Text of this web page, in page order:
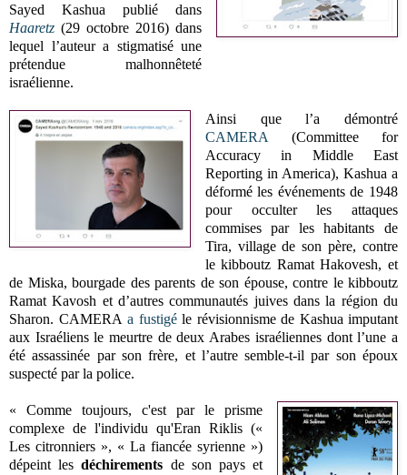
Sayed Kashua publié dans
Haaretz (29 octobre 2016) dans
lequel l’auteur a stigmatisé une
prétendue malhonnêteté
israélienne.
Ainsi que l’a démontré
CAMERA
(Committee for
Accuracy in Middle East
Reporting in America), Kashua a
déformé les événements de 1948
pour occulter les attaques
commises par les habitants de
Tira, village de son père, contre
le kibboutz Ramat Hakovesh, et
de Miska, bourgade des parents de son épouse, contre le kibboutz
Ramat Kavosh et d’autres communautés juives dans la région du
Sharon. CAMERA a fustigéle révisionnisme de Kashua imputant
aux Israéliens le meurtre de deux Arabes israéliennes dont l’une a
été assassinée par son frère, et l’autre semble-t-il par son époux
suspecté par la police.
« Comme toujours, c'est par le prisme
complexe de l'individu qu'Eran Riklis («
Les citronniers », « La fiancée syrienne »)
dépeint lesdéchirements de son pays et